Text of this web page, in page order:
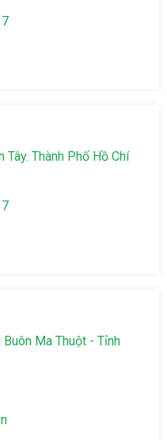
Tây. Thành Phố Hồ Chí
Ma Thuột - Tỉnh